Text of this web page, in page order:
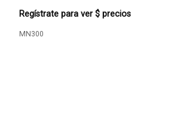
Regístrate para ver $ precios
MN300